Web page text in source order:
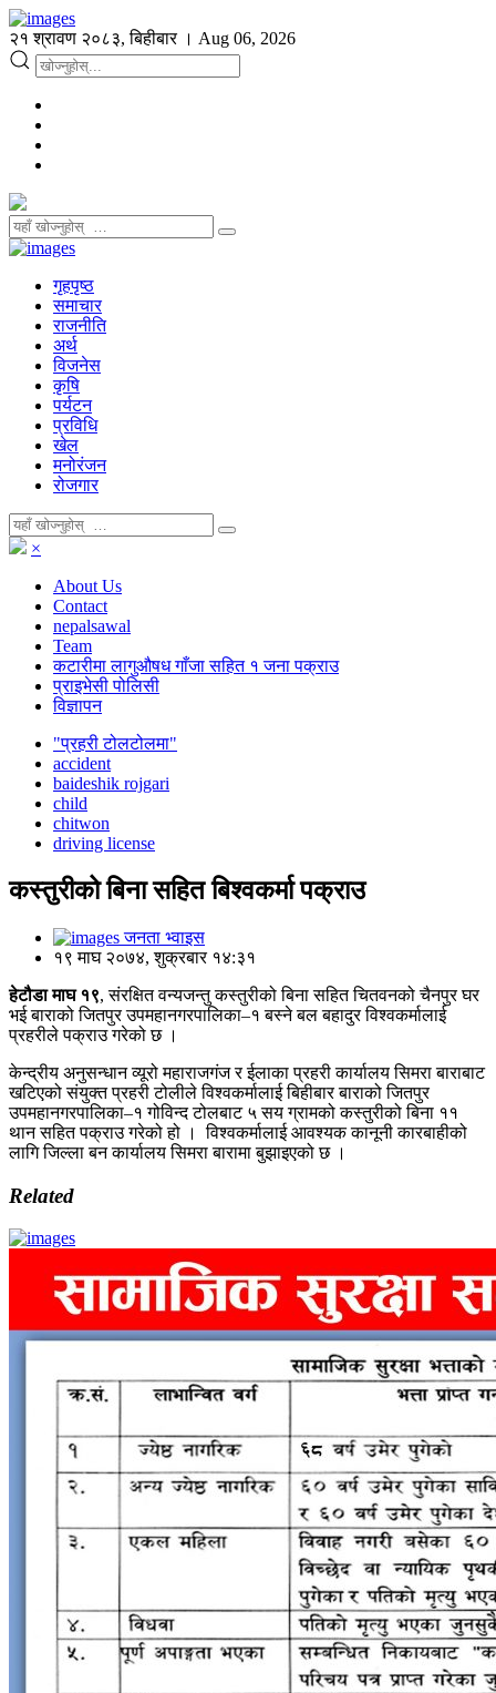
२१ श्रावण २०८३, बिहीबार । Aug 06, 2026
गृहपृष्ठ
समाचार
राजनीति
अर्थ
विजनेस
कृषि
पर्यटन
प्रविधि
खेल
मनोरंजन
रोजगार
×
About Us
Contact
nepalsawal
Team
कटारीमा लागुऔषध गाँजा सहित १ जना पक्राउ
प्राइभेसी पोलिसी
विज्ञापन
"प्रहरी टोलटोलमा"
accident
baideshik rojgari
child
chitwon
driving license
कस्तुरीको बिना सहित बिश्वकर्मा पक्राउ
जनता भ्वाइस
१९ माघ २०७४, शुक्रबार १४:३१
हेटौडा माघ १९, संरक्षित वन्यजन्तु कस्तुरीको बिना सहित चितवनको चैनपुर घर
भई बाराको जितपुर उपमहानगरपालिका–१ बस्ने बल बहादुर विश्वकर्मालाई
प्रहरीले पक्राउ गरेको छ ।
केन्द्रीय अनुसन्धान व्यूरो महाराजगंज र ईलाका प्रहरी कार्यालय सिमरा बाराबाट
खटिएको संयुक्त प्रहरी टोलीले विश्वकर्मालाई बिहीबार बाराको जितपुर
उपमहानगरपालिका–१ गोविन्द टोलबाट ५ सय ग्रामको कस्तुरीको बिना ११
थान सहित पक्राउ गरेको हो । विश्वकर्मालाई आवश्यक कानूनी कारबाहीको
लागि जिल्ला बन कार्यालय सिमरा बारामा बुझाइएको छ ।
Related